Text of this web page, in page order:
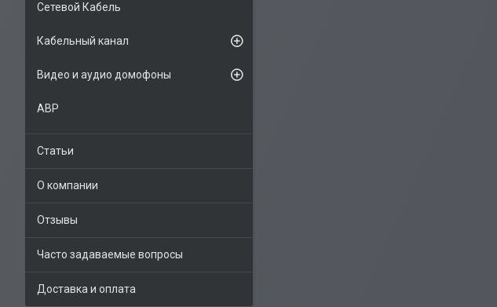
Сетевой Кабель
Кабельный канал
Видео и аудио домофоны
АВР
Статьи
О компании
Отзывы
Часто задаваемые вопросы
Доставка и оплата